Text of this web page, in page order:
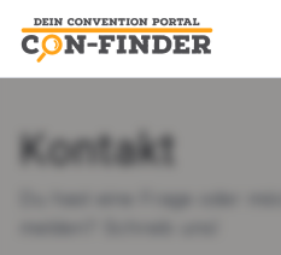
Kontakt